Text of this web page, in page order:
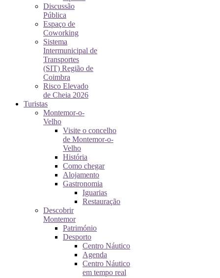
Discussão
Pública
Espaço de
Coworking
Sistema
Intermunicipal de
Transportes
(SIT) Região de
Coimbra
Risco Elevado
de Cheia 2026
Turistas
Montemor-o-
Velho
Visite o concelho
de Montemor-o-
Velho
História
Como chegar
Alojamento
Gastronomia
Iguarias
Restauração
Descobrir
Montemor
Património
Desporto
Centro Náutico
Agenda
Centro Náutico
em tempo real